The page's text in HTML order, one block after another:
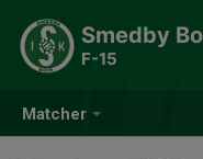
Matcher
Smedby
F-15